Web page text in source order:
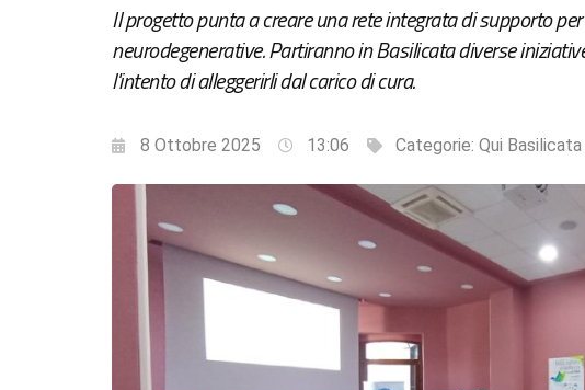
Il progetto punta a creare una rete integrata di supporto
neurodegenerative. Partiranno in Basilicata diverse
l'intento di alleggerirli dal carico di cura.
8 Ottobre 2025 13:06 Categorie: Qui Basilicata